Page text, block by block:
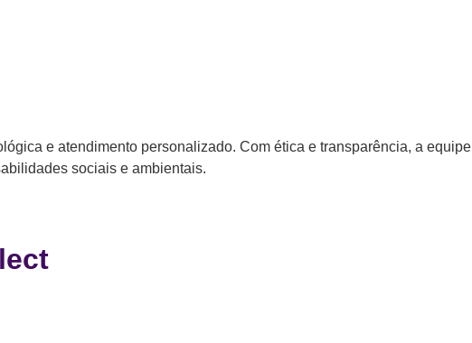
e atendimento personalizado. Com ética e transparência, a equipe
sociais e ambientais.